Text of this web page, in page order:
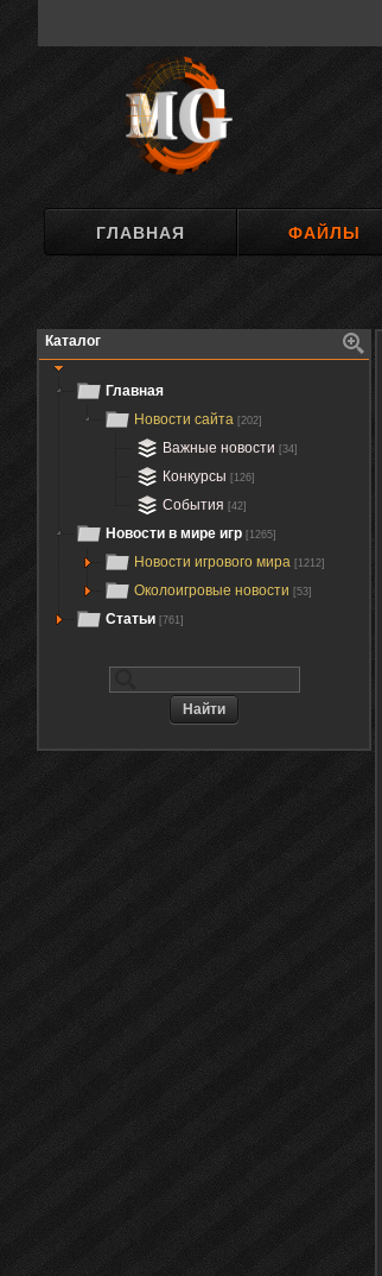
ГЛАВНАЯ ФАЙЛЫ
Каталог
Главная
Новости сайта [202]
Важные новости [34]
Конкурсы [126]
События [42]
Новости в мире игр [1265]
Новости игрового мира [1212]
Околоигровые новости [53]
Статьи [761]